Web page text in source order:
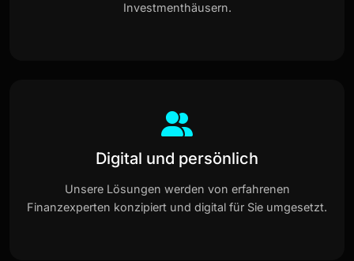
Investmenthäusern.
Digital und persönlich
Unsere Lösungen werden von erfahrenen
Finanzexperten konzipiert und digital für Sie umgesetzt.